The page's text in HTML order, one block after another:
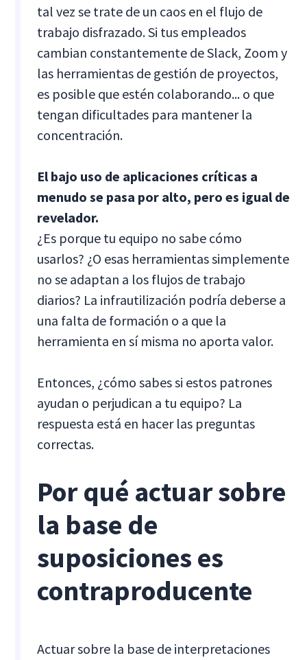
tal vez se trate de un caos en el flujo de
trabajo disfrazado. Si tus empleados
cambian constantemente de Slack, Zoom y
las herramientas de gestión de proyectos,
es posible que estén colaborando... o que
tengan dificultades para mantener la
concentración.
El bajo uso de aplicaciones críticas a
menudo se pasa por alto, pero es igual de
revelador.
¿Es porque tu equipo no sabe cómo
usarlos? ¿O esas herramientas simplemente
no se adaptan a los flujos de trabajo
diarios? La infrautilización podría deberse a
una falta de formación o a que la
herramienta en sí misma no aporta valor.
Entonces, ¿cómo sabes si estos patrones
ayudan o perjudican a tu equipo? La
respuesta está en hacer las preguntas
correctas.
Por qué actuar sobre
la base de
suposiciones es
contraproducente
Actuar sobre la base de interpretaciones